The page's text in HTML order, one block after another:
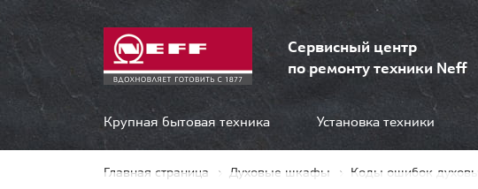
Сервисный центр
по ремонту техники Neff
Крупная бытовая техника Установка техники
Главная страница Духовые шкафы Коды ошибок